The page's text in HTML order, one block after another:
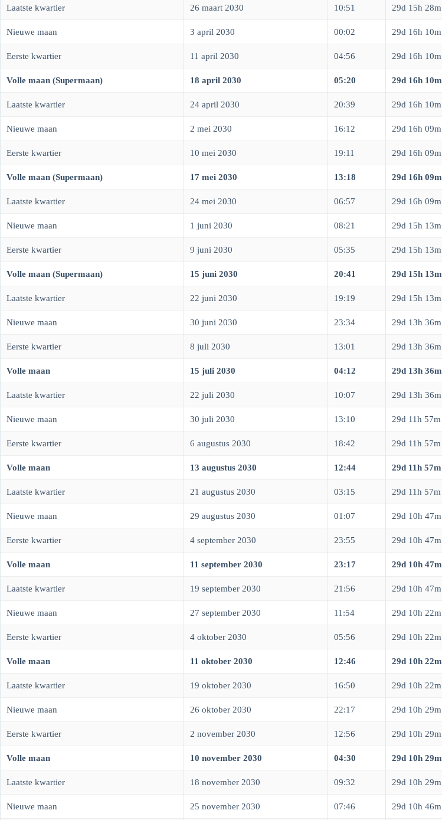
Laatste kwartier 26 maart 2030 10:51 29d 15h 28m
Nieuwe maan 3 april 2030 00:02 29d 16h 10m
Eerste kwartier 11 april 2030 04:56 29d 16h 10m
Volle maan (Supermaan) 18 april 2030 05:20 29d 16h 10m
Laatste kwartier 24 april 2030 20:39 29d 16h 10m
Nieuwe maan 2 mei 2030 16:12 29d 16h 09m
Eerste kwartier 10 mei 2030 19:11 29d 16h 09m
Volle maan (Supermaan) 17 mei 2030 13:18 29d 16h 09m
Laatste kwartier 24 mei 2030 06:57 29d 16h 09m
Nieuwe maan 1 juni 2030 08:21 29d 15h 13m
Eerste kwartier 9 juni 2030 05:35 29d 15h 13m
Volle maan (Supermaan) 15 juni 2030 20:41 29d 15h 13m
Laatste kwartier 22 juni 2030 19:19 29d 15h 13m
Nieuwe maan 30 juni 2030 23:34 29d 13h 36m
Eerste kwartier 8 juli 2030 13:01 29d 13h 36m
Volle maan 15 juli 2030 04:12 29d 13h 36m
Laatste kwartier 22 juli 2030 10:07 29d 13h 36m
Nieuwe maan 30 juli 2030 13:10 29d 11h 57m
Eerste kwartier 6 augustus 2030 18:42 29d 11h 57m
Volle maan 13 augustus 2030 12:44 29d 11h 57m
Laatste kwartier 21 augustus 2030 03:15 29d 11h 57m
Nieuwe maan 29 augustus 2030 01:07 29d 10h 47m
Eerste kwartier 4 september 2030 23:55 29d 10h 47m
Volle maan 11 september 2030 23:17 29d 10h 47m
Laatste kwartier 19 september 2030 21:56 29d 10h 47m
Nieuwe maan 27 september 2030 11:54 29d 10h 22m
Eerste kwartier 4 oktober 2030 05:56 29d 10h 22m
Volle maan 11 oktober 2030 12:46 29d 10h 22m
Laatste kwartier 19 oktober 2030 16:50 29d 10h 22m
Nieuwe maan 26 oktober 2030 22:17 29d 10h 29m
Eerste kwartier 2 november 2030 12:56 29d 10h 29m
Volle maan 10 november 2030 04:30 29d 10h 29m
Laatste kwartier 18 november 2030 09:32 29d 10h 29m
Nieuwe maan 25 november 2030 07:46 29d 10h 46m